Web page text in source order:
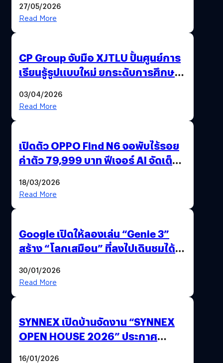
27/05/2026
Read More
CP Group จับมือ XJTLU ปั้นศูนย์การ
เรียนรู้รูปแบบใหม่ ยกระดับการศึกษา
03/04/2026
Read More
เปิดตัว OPPO Find N6 จอพับไร้รอย
ค่าตัว 79,999 บาท ฟีเจอร์ AI จัดเต็ม
18/03/2026
Read More
Google เปิดให้ลองเล่น “Genie 3”
สร้าง “โลกเสมือน” ที่ลงไปเดินชมได้
30/01/2026
Read More
SYNNEX เปิดบ้านจัดงาน “SYNNEX
OPEN HOUSE 2026” ประกาศ
16/01/2026